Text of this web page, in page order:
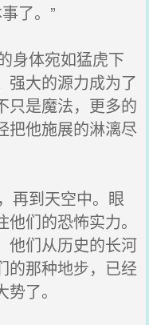
了。”
身体宛如猛虎下
强大的源力成为了
只是魔法，更多的
把他施展的淋漓尽
再到天空中。眼
们的恐怖实力。
他们从历史的长河
的那种地步，已经
了。